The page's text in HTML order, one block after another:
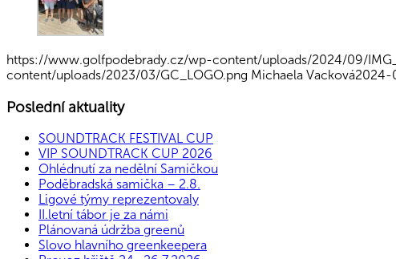
https://www.golfpodebrady.cz/wp-content/uploads/2024/09/
content/uploads/2023/03/GC_LOGO.png Michaela Vacková2024-
Poslední aktuality
SOUNDTRACK FESTIVAL CUP
VIP SOUNDTRACK CUP 2026
Ohlédnutí za nedělní Samičkou
Poděbradská samička – 2.8.
Ligové týmy reprezentovaly
II.letní tábor je za námi
Plánovaná údržba greenů
Slovo hlavního greenkeepera